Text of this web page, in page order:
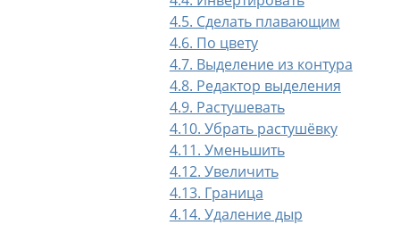
4.5. Сделать плавающим
4.6. По цвету
4.7. Выделение из контура
4.8. Редактор выделения
4.9. Растушевать
4.10. Убрать растушёвку
4.11. Уменьшить
4.12. Увеличить
4.13. Граница
4.14. Удаление дыр